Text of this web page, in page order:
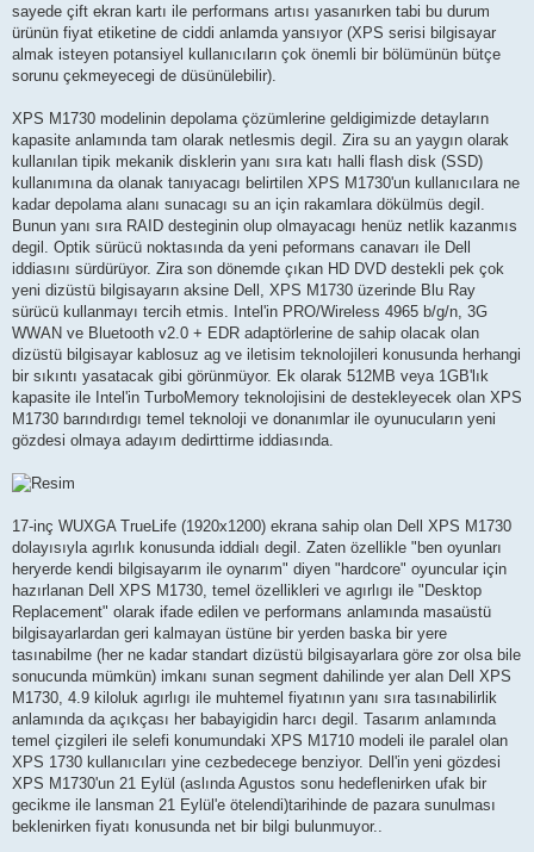
sayede çift ekran kartı ile performans artısı yasanırken tabi bu durum
ürünün fiyat etiketine de ciddi anlamda yansıyor (XPS serisi bilgisayar
almak isteyen potansiyel kullanıcıların çok önemli bir bölümünün bütçe
sorunu çekmeyecegi de düsünülebilir).
XPS M1730 modelinin depolama çözümlerine geldigimizde detayların
kapasite anlamında tam olarak netlesmis degil. Zira su an yaygın olarak
kullanılan tipik mekanik disklerin yanı sıra katı halli flash disk (SSD)
kullanımına da olanak tanıyacagı belirtilen XPS M1730'un kullanıcılara ne
kadar depolama alanı sunacagı su an için rakamlara dökülmüs degil.
Bunun yanı sıra RAID desteginin olup olmayacagı henüz netlik kazanmıs
degil. Optik sürücü noktasında da yeni peformans canavarı ile Dell
iddiasını sürdürüyor. Zira son dönemde çıkan HD DVD destekli pek çok
yeni dizüstü bilgisayarın aksine Dell, XPS M1730 üzerinde Blu Ray
sürücü kullanmayı tercih etmis. Intel'in PRO/Wireless 4965 b/g/n, 3G
WWAN ve Bluetooth v2.0 + EDR adaptörlerine de sahip olacak olan
dizüstü bilgisayar kablosuz ag ve iletisim teknolojileri konusunda herhangi
bir sıkıntı yasatacak gibi görünmüyor. Ek olarak 512MB veya 1GB'lık
kapasite ile Intel'in TurboMemory teknolojisini de destekleyecek olan XPS
M1730 barındırdıgı temel teknoloji ve donanımlar ile oyunucuların yeni
gözdesi olmaya adayım dedirttirme iddiasında.
17-inç WUXGA TrueLife (1920x1200) ekrana sahip olan Dell XPS M1730
dolayısıyla agırlık konusunda iddialı degil. Zaten özellikle "ben oyunları
heryerde kendi bilgisayarım ile oynarım" diyen "hardcore" oyuncular için
hazırlanan Dell XPS M1730, temel özellikleri ve agırlıgı ile "Desktop
Replacement" olarak ifade edilen ve performans anlamında masaüstü
bilgisayarlardan geri kalmayan üstüne bir yerden baska bir yere
tasınabilme (her ne kadar standart dizüstü bilgisayarlara göre zor olsa bile
sonucunda mümkün) imkanı sunan segment dahilinde yer alan Dell XPS
M1730, 4.9 kiloluk agırlıgı ile muhtemel fiyatının yanı sıra tasınabilirlik
anlamında da açıkçası her babayigidin harcı degil. Tasarım anlamında
temel çizgileri ile selefi konumundaki XPS M1710 modeli ile paralel olan
XPS 1730 kullanıcıları yine cezbedecege benziyor. Dell'in yeni gözdesi
XPS M1730'un 21 Eylül (aslında Agustos sonu hedeflenirken ufak bir
gecikme ile lansman 21 Eylül'e ötelendi)tarihinde de pazara sunulması
beklenirken fiyatı konusunda net bir bilgi bulunmuyor..